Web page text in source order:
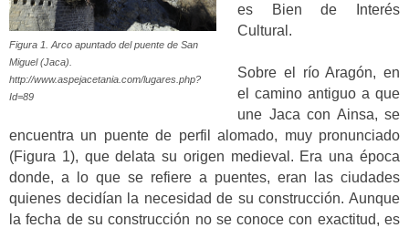
Figura 1. Arco apuntado del puente de San
Miguel (Jaca).
http://www.aspejacetania.com/lugares.php?
Id=89
es Bien de Interés
Cultural.
Sobre el río Aragón, en
el camino antiguo a que
une Jaca con Ainsa, se
encuentra un puente de perfil alomado, muy pronunciado
(Figura 1), que delata su origen medieval. Era una época
donde, a lo que se refiere a puentes, eran las ciudades
quienes decidían la necesidad de su construcción. Aunque
la fecha de su construcción no se conoce con exactitud, es